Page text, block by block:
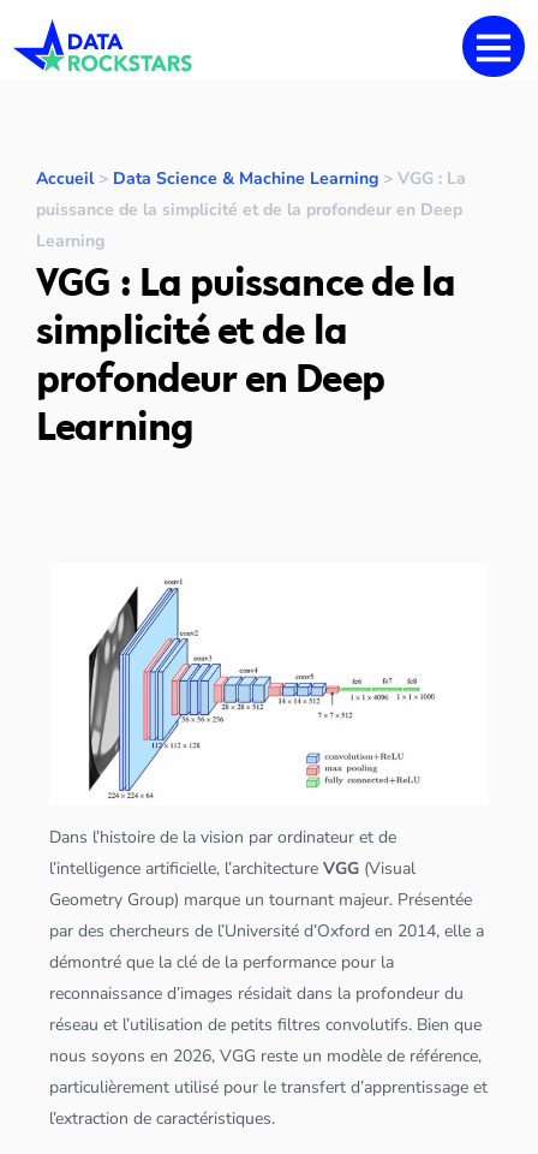
Accueil> Data Science & Machine Learning >VGG : La
puissance de la simplicité et de la profondeur en Deep
Learning
VGG : La puissance de la
simplicité et de la
profondeur en Deep
Learning
Dans l’histoire de la vision par ordinateur et de
l’intelligence artificielle, l’architectureVGG (Visual
Geometry Group) marque un tournant majeur. Présentée
par des chercheurs de l’Université d’Oxford en 2014, elle a
démontré que la clé de la performance pour la
reconnaissance d’images résidait dans la profondeur du
réseau et l’utilisation de petits filtres convolutifs. Bien que
nous soyons en 2026, VGG reste un modèle de référence,
particulièrement utilisé pour le transfert d’apprentissage et
l’extraction de caractéristiques.